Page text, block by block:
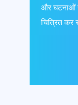
और घटनाओं
चित्रित